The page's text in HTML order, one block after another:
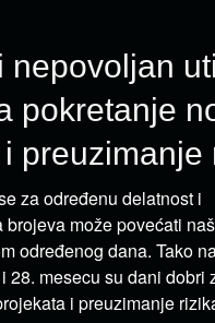
nepovoljan
pokretanje
preuzimanje
za određenu delatnost i
može povećati
određenog dana. Tako
28. mesecu su dani dobri
i preuzimanje